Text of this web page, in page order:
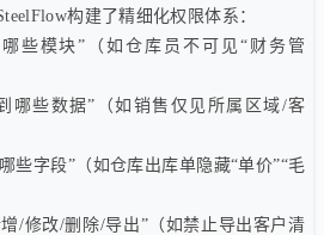
构建了精细化权限体系：
些模块”（如仓库员不可见“财务管
哪些数据”（如销售仅见所属区域/客
些字段”（如仓库出库单隐藏“单价”“毛
/修改/删除/导出”（如禁止导出客户清